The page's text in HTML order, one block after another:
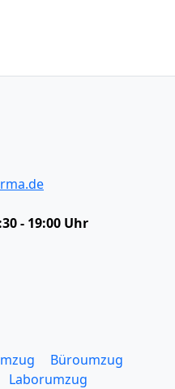
- 19:00 Uhr
Büroumzug
Laborumzug